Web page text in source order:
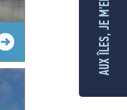
AUX ÎLES, JE M'ENGAGE